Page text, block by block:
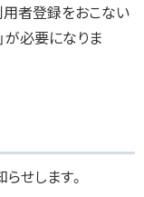
用者登録をおこない
が必要になりま
せします。